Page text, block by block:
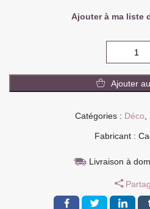
Ajouter à ma liste
ARBRE
ENCADRE
ART
STRASS
X
CM
Ajouter
Catégories : Déco,
Fabricant :
Livraison à